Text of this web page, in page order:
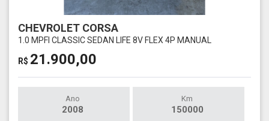
CHEVROLET CORSA
1.0 MPFI CLASSIC SEDAN LIFE 8V FLEX 4P MANUAL
R$ 21.900,00
Ano
2008
Km
150000